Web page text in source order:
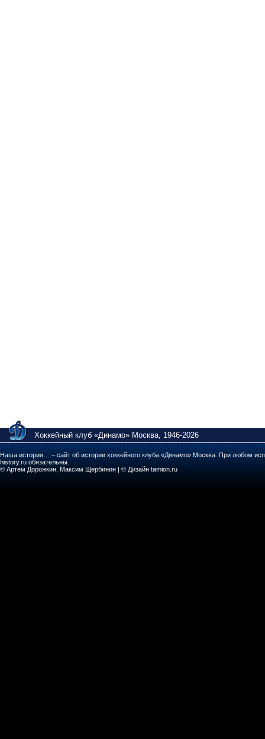
Хоккейный клуб «Динамо» Москва, 1946-2026
Наша история… – сайт об истории хоккейного клуба «Динамо» Москва. При любом
history.ru обязательны.
© Артем Дорожкин, Максим Щербинин | © Дизайн tamion.ru